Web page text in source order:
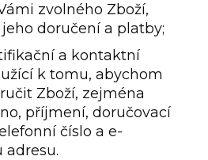
zvolného Zboží,
doručení a platby;
a kontaktní
k tomu, abychom
Zboží, zejména
příjmení, doručovací
číslo a e-
adresu.